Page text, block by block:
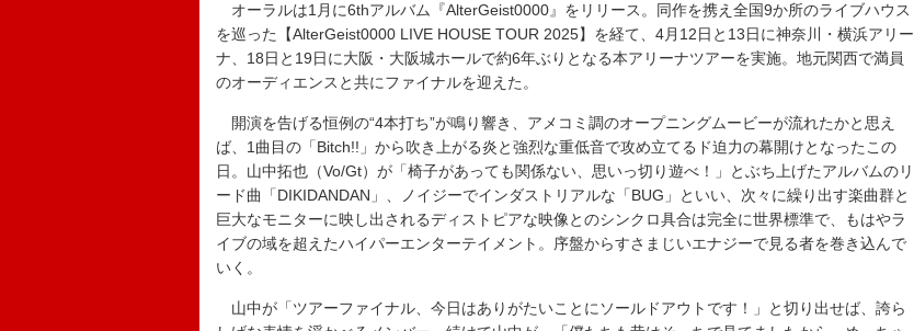
オーラルは1月に6thアルバム『AlterGeist0000』をリリース。同作を携え全国9か所のライブハウス
を巡った【AlterGeist0000 LIVE HOUSE TOUR 2025】を経て、4月12日と13日に神奈川・横浜アリー
ナ、18日と19日に大阪・大阪城ホールで約6年ぶりとなる本アリーナツアーを実施。地元関西で満員
のオーディエンスと共にファイナルを迎えた。
開演を告げる恒例の“4本打ち”が鳴り響き、アメコミ調のオープニングムービーが流れたかと思え
ば、1曲目の「Bitch!!」から吹き上がる炎と強烈な重低音で攻め立てるド迫力の幕開けとなったこの
日。山中拓也（Vo/Gt）が「椅子があっても関係ない、思いっ切り遊べ！」とぶち上げたアルバムのリ
ード曲「DIKIDANDAN」、ノイジーでインダストリアルな「BUG」といい、次々に繰り出す楽曲群と
巨大なモニターに映し出されるディストピアな映像とのシンクロ具合は完全に世界標準で、もはやラ
イブの域を超えたハイパーエンターテイメント。序盤からすさまじいエナジーで見る者を巻き込んで
いく。
山中が「ツアーファイナル、今日はありがたいことにソールドアウトです！」と切り出せば、誇ら